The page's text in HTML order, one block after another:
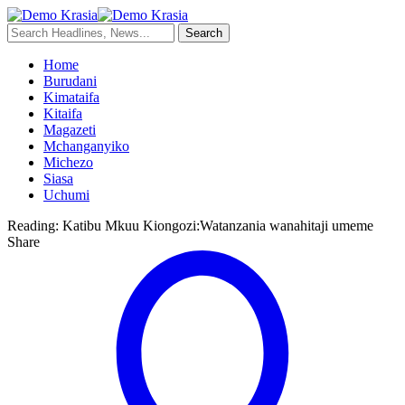
Home
Burudani
Kimataifa
Kitaifa
Magazeti
Mchanganyiko
Michezo
Siasa
Uchumi
Reading: Katibu Mkuu Kiongozi:Watanzania wanahitaji umeme
Share